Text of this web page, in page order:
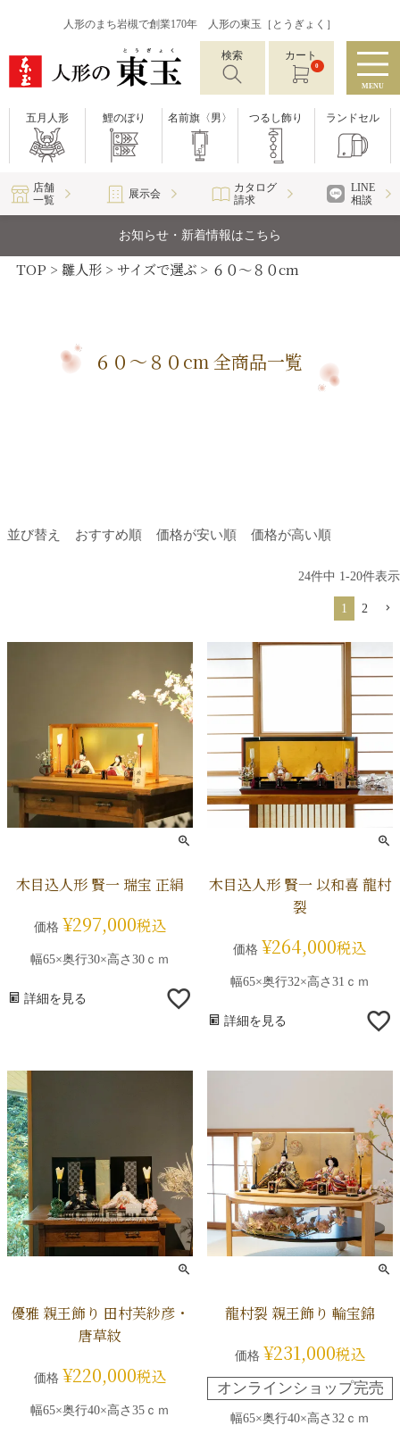
人形のまち岩槻で創業170年 人形の東玉［とうぎょく］
検索 カート
0
MENU
五月人形 鯉のぼり 名前旗〈男〉 つるし飾り ランドセル
店舗
一覧
展示会
カタログ
請求
LINE
相談
お知らせ・新着情報はこちら
TOP 雛人形 サイズで選ぶ ６０～８０cm
６０～８０cm 全商品一覧
並び替え おすすめ順 価格が安い順 価格が高い順
24件中 1 -20件表示
1 2
木目込人形 賢一 瑞宝 正絹
価格 ¥297,000税込
幅65×奥行30×高さ30ｃｍ
詳細を見る
木目込人形 賢一 以和喜 龍村
裂
価格 ¥264,000税込
幅65×奥行32×高さ31ｃｍ
詳細を見る
優雅 親王飾り 田村芙紗彦・
唐草紋
価格 ¥220,000税込
幅65×奥行40×高さ35ｃｍ
龍村裂 親王飾り 輪宝錦
価格 ¥231,000税込
オンラインショップ完売
幅65×奥行40×高さ32ｃｍ